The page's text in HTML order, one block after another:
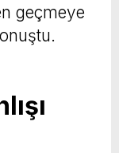
geçmeye